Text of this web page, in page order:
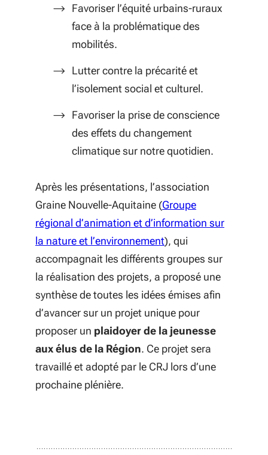
Favoriser l’équité urbains-ruraux
face à la problématique des
mobilités.
Lutter contre la précarité et
l’isolement social et culturel.
Favoriser la prise de conscience
des effets du changement
climatique sur notre quotidien.
Après les présentations, l’association
Graine Nouvelle-Aquitaine (Groupe
régional d’animation et d’information sur
la nature et l’environnement(S'ouvre dans une
), qui
accompagnait les différents groupes sur
la réalisation des projets, a proposé une
synthèse de toutes les idées émises afin
d’avancer sur un projet unique pour
proposer un plaidoyer de la jeunesse
aux élus de la Région. Ce projet sera
travaillé et adopté par le CRJ lors d’une
prochaine plénière.